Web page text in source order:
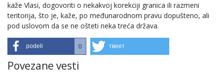
kaže Vlasi, dogovoriti o nekakvoj korekciji granica ili razmeni
teritorija, što je, kaže, po međunarodnom pravu dopušteno, ali
pod uslovom da se ne ošteti neka treća država.
podeli 0 твеет
Povezane vesti